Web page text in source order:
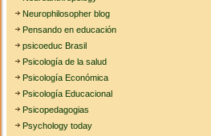
Neurophilosopher blog
Pensando en educación
psicoeduc Brasil
Psicología de la salud
Psicología Económica
Psicología Educacional
Psicopedagogias
Psychology today